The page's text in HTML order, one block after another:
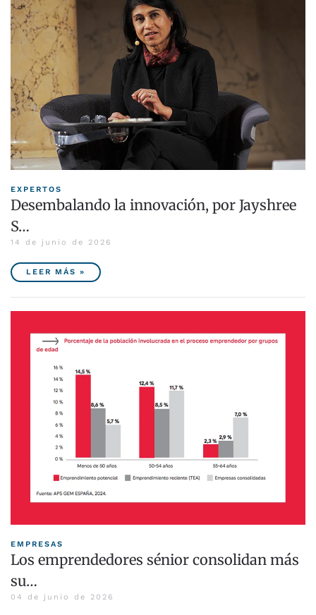
EXPERTOS
Desembalando la innovación, por Jayshree
S…
14 de junio de 2026
LEER MÁS »
EMPRESAS
Los emprendedores sénior consolidan más
su…
04 de junio de 2026